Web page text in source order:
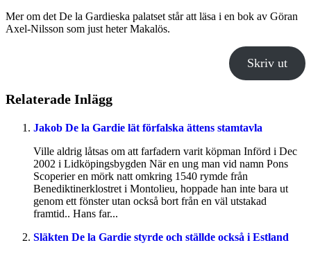
Mer om det De la Gardieska palatset står att läsa i en bok av Göran
Axel-Nilsson som just heter Makalös.
Skriv ut
Relaterade Inlägg
Jakob De la Gardie lät förfalska ättens stamtavla
Ville aldrig låtsas om att farfadern varit köpman Införd i Dec
2002 i Lidköpingsbygden När en ung man vid namn Pons
Scoperier en mörk natt omkring 1540 rymde från
Benediktinerklostret i Montolieu, hoppade han inte bara ut
genom ett fönster utan också bort från en väl utstakad
framtid.. Hans far...
Släkten De la Gardie styrde och ställde också i Estland